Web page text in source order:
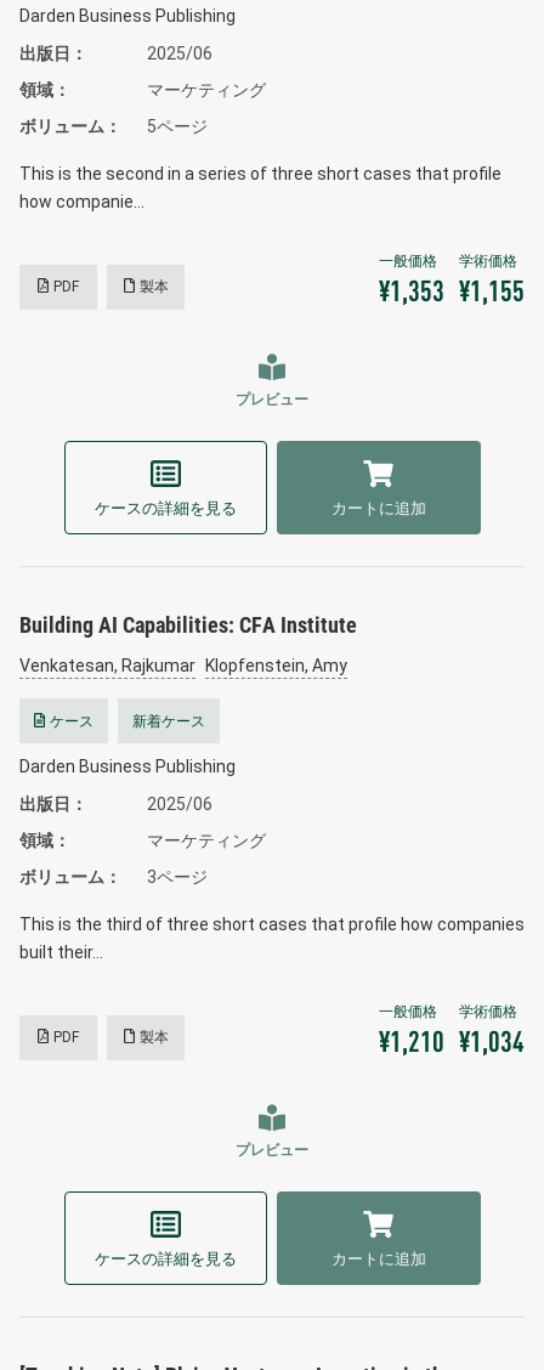
Darden Business Publishing
出版日
2025/06
領域
マーケティング
ボリューム
5ページ
This is the second in a series of three short cases that profile
how companie…
PDF 製本 ¥1,353 ¥1,155
プレビュー
ケースの詳細を見る カートに追加
Building AI Capabilities: CFA Institute
Venkatesan, Rajkumar Klopfenstein, Amy
ケース 新着ケース
Darden Business Publishing
出版日
2025/06
領域
マーケティング
ボリューム
3ページ
This is the third of three short cases that profile how companies
built their…
PDF 製本 ¥1,210 ¥1,034
プレビュー
ケースの詳細を見る カートに追加